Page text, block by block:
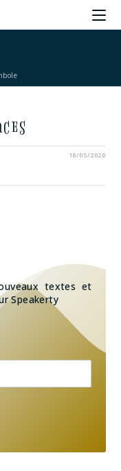
18/05/2020
textes et
Speakerty